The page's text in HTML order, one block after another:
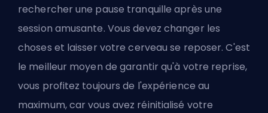
rechercher une pause tranquille après une
session amusante. Vous devez changer les
choses et laisser votre cerveau se reposer. C'est
le meilleur moyen de garantir qu'à votre reprise,
vous profitez toujours de l'expérience au
maximum, car vous avez réinitialisé votre